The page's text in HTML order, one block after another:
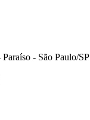
- São Paulo/SP